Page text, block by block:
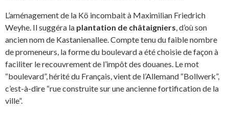
L’aménagement de la Kö incombait à Maximilian Friedrich
Weyhe. Il suggéra la plantation de châtaigniers, d’où son
ancien nom de Kastanienallee. Compte tenu du faible nombre
de promeneurs, la forme du boulevard a été choisie de façon à
faciliter le recouvrement de l’impôt des douanes. Le mot
“boulevard”, hérité du Français, vient de l’Allemand “Bollwerk”,
c’est-à-dire “rue construite sur une ancienne fortification de la
ville”.